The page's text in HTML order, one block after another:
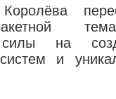
на
и